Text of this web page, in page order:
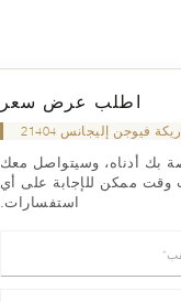
اطلب عرض سعر
فيوجن إليجانس 21404
بك أدناه، وسيتواصل معك
وقت ممكن للإجابة على أي
استفسارات.